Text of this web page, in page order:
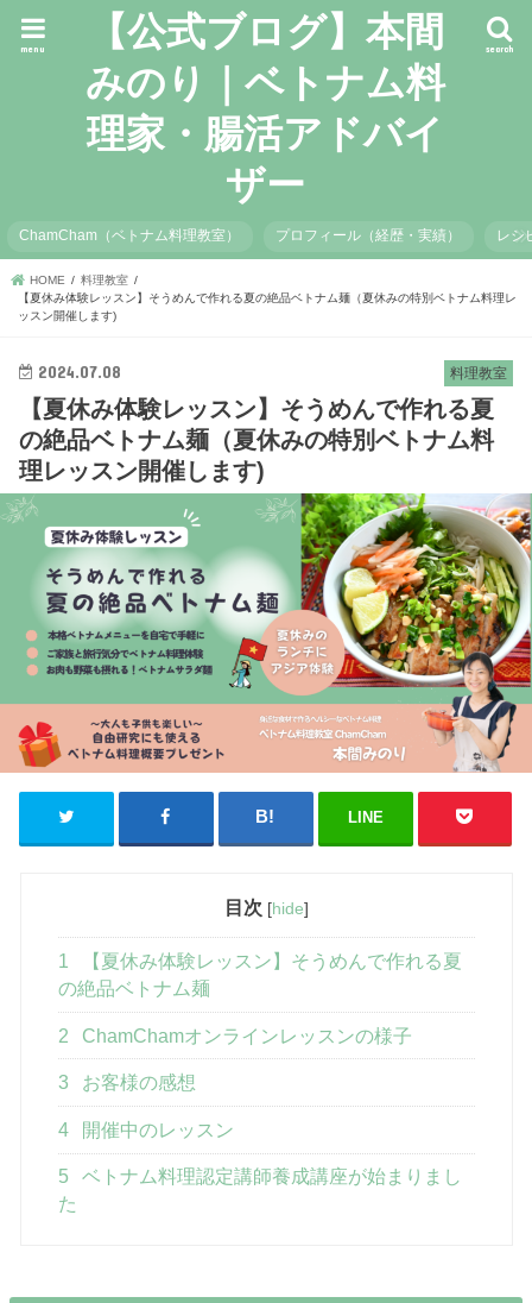
【公式ブログ】本間
みのり｜ベトナム料
理家・腸活アドバイ
ザー
search
menu
ChamCham（ベトナム料理教室） プロフィール（経歴・実績） レシ
HOME
料理教室
【夏休み体験レッスン】そうめんで作れる夏の絶品ベトナム麺（夏休みの特別ベトナム料理レ
ッスン開催します)
料理教室
2024.07.08
【夏休み体験レッスン】そうめんで作れる夏
の絶品ベトナム麺（夏休みの特別ベトナム料
理レッスン開催します)
LINE
目次 [hide]
1
【夏休み体験レッスン】そうめんで作れる夏
の絶品ベトナム麺
2 ChamChamオンラインレッスンの様子
3 お客様の感想
4 開催中のレッスン
5
ベトナム料理認定講師養成講座が始まりまし
た